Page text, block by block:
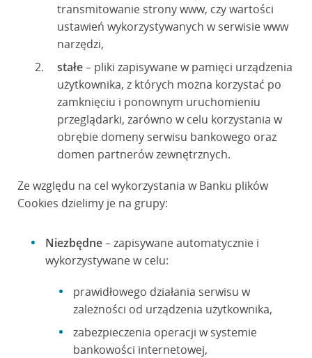
transmitowanie strony www, czy wartości
ustawień wykorzystywanych w serwisie www
narzędzi,
stałe– pliki zapisywane w pamięci urządzenia
użytkownika, z których można korzystać po
zamknięciu i ponownym uruchomieniu
przeglądarki, zarówno w celu korzystania w
obrębie domeny serwisu bankowego oraz
domen partnerów zewnętrznych.
Ze względu na cel wykorzystania w Banku plików
Cookies dzielimy je na grupy:
Niezbędne– zapisywane automatycznie i
wykorzystywane w celu:
prawidłowego działania serwisu w
zależności od urządzenia użytkownika,
zabezpieczenia operacji w systemie
bankowości internetowej,